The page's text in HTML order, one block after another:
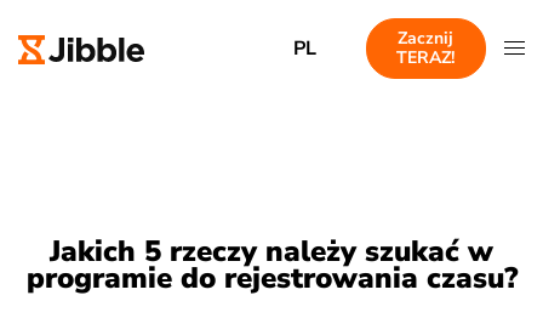
PL
Zacznij
TERAZ!
Jakich 5 rzeczy należy szukać w
programie do rejestrowania czasu?